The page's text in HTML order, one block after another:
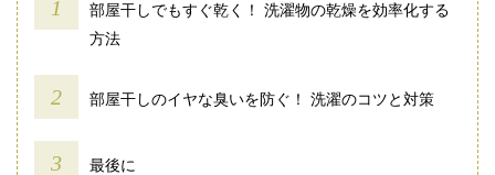
部屋干しでもすぐ乾く！ 洗濯物の乾燥を効率化する
方法
部屋干しのイヤな臭いを防ぐ！ 洗濯のコツと対策
最後に